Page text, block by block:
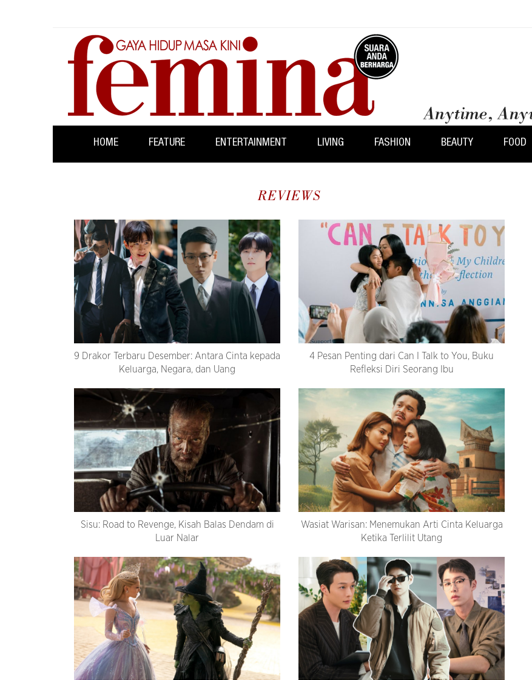
HOME FEATURE ENTERTAINMENT LIVING FASHION BEAUTY FOOD
REVIEWS
9 Drakor Terbaru Desember: Antara Cinta kepada
Keluarga, Negara, dan Uang
4 Pesan Penting dari Can I Talk to You, Buku
Refleksi Diri Seorang Ibu
Sisu: Road to Revenge, Kisah Balas Dendam di
Luar Nalar
Wasiat Warisan: Menemukan Arti Cinta Keluarga
Ketika Terlilit Utang